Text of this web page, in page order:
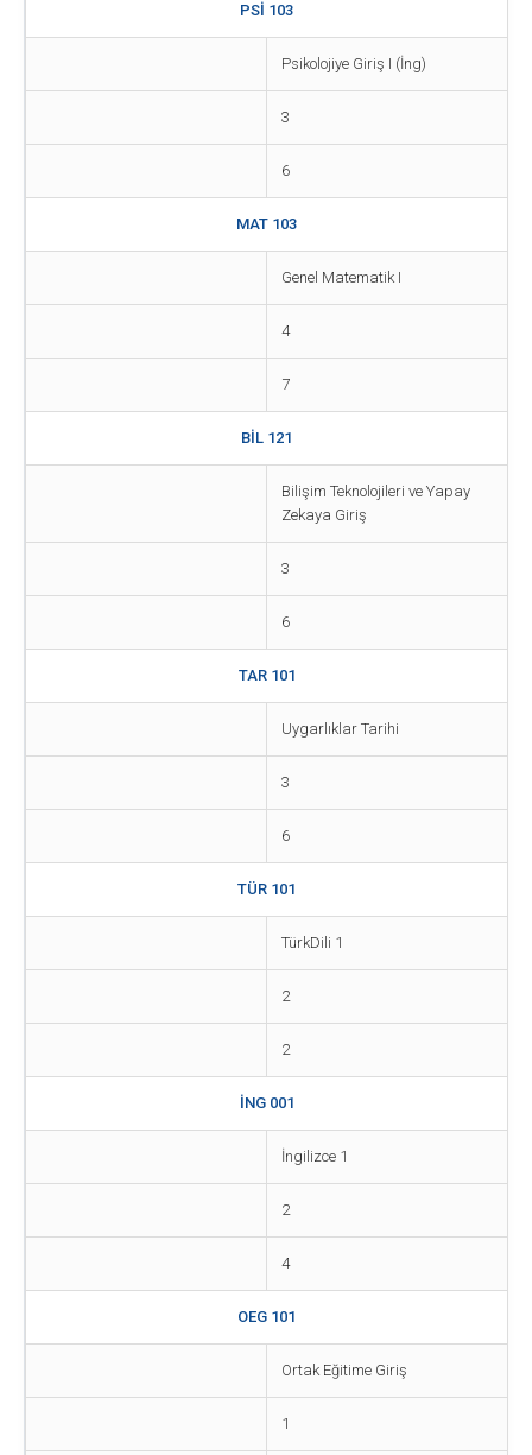
PSİ 103
Psikolojiye Giriş I (İng)
3
6
MAT 103
Genel Matematik I
4
7
BİL 121
Bilişim Teknolojileri ve Yapay
Zekaya Giriş
3
6
TAR 101
Uygarlıklar Tarihi
3
6
TÜR 101
TürkDili 1
2
2
İNG 001
İngilizce 1
2
4
OEG 101
Ortak Eğitime Giriş
1